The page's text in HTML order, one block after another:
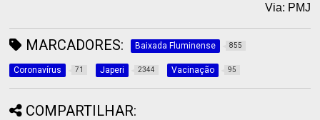
Via: PMJ
MARCADORES: Baixada Fluminense 855
Coronavírus 71 Japeri 2344 Vacinação 95
COMPARTILHAR: